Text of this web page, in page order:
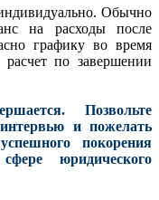
Обычно
на расходы после
графику во время
по завершении
Позвольте
и пожелать
покорения
юридического